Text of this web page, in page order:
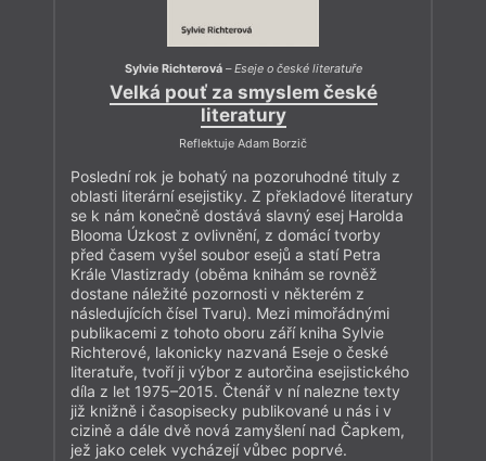
Sylvie Richterová–Eseje o české literatuře
Velká pouť za smyslem české
literatury
Reflektuje Adam Borzič
Poslední rok je bohatý na pozoruhodné tituly z
oblasti literární esejistiky. Z překladové literatury
se k nám konečně dostává slavný esej Harolda
Blooma Úzkost z ovlivnění, z domácí tvorby
před časem vyšel soubor esejů a statí Petra
Krále Vlastizrady (oběma knihám se rovněž
dostane náležité pozornosti v některém z
následujících čísel Tvaru). Mezi mimořádnými
publikacemi z tohoto oboru září kniha Sylvie
Richterové, lakonicky nazvaná Eseje o české
literatuře, tvoří ji výbor z autorčina esejistického
díla z let 1975–2015. Čtenář v ní nalezne texty
již knižně i časopisecky publikované u nás i v
cizině a dále dvě nová zamyšlení nad Čapkem,
jež jako celek vycházejí vůbec poprvé.